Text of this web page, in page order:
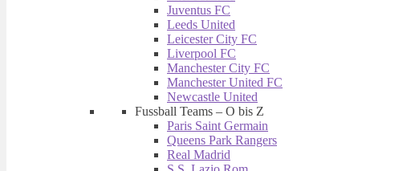
Juventus FC
Leeds United
Leicester City FC
Liverpool FC
Manchester City FC
Manchester United FC
Newcastle United
Fussball Teams – O bis Z
Paris Saint Germain
Queens Park Rangers
Real Madrid